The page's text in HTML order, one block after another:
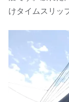
けタイムスリッ